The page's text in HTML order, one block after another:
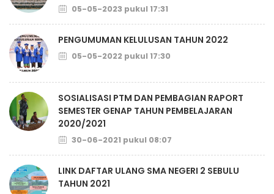
05-05-2023 pukul 17:31
PENGUMUMAN KELULUSAN TAHUN 2022
05-05-2022 pukul 17:30
SOSIALISASI PTM DAN PEMBAGIAN RAPORT
SEMESTER GENAP TAHUN PEMBELAJARAN
2020/2021
30-06-2021 pukul 08:07
LINK DAFTAR ULANG SMA NEGERI 2 SEBULU
TAHUN 2021